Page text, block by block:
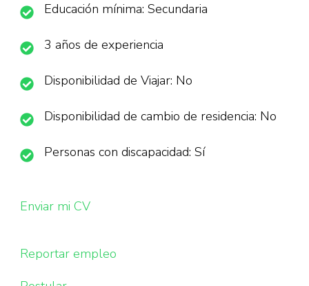
Educación mínima: Secundaria
3 años de experiencia
Disponibilidad de Viajar: No
Disponibilidad de cambio de residencia: No
Personas con discapacidad: Sí
Enviar mi CV
Reportar empleo